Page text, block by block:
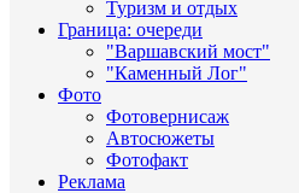
Туризм и отдых
Граница: очереди
"Варшавский мост"
"Каменный Лог"
Фото
Фотовернисаж
Автосюжеты
Фотофакт
Реклама